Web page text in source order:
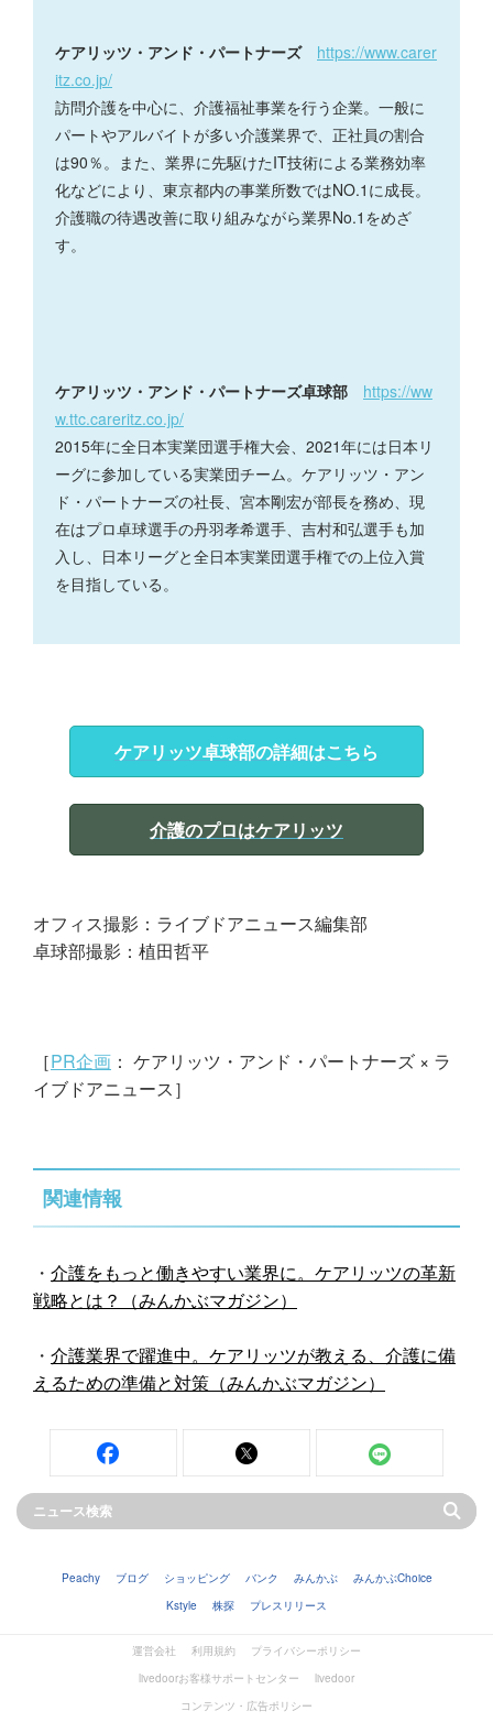
ケアリッツ・アンド・パートナーズ
https://www.carer
itz.co.jp/
訪問介護を中心に、介護福祉事業を行う企業。一般に
パートやアルバイトが多い介護業界で、正社員の割合
は90％。また、業界に先駆けたIT技術による業務効率
化などにより、東京都内の事業所数ではNO.1に成長。
介護職の待遇改善に取り組みながら業界No.1をめざ
す。
ケアリッツ・アンド・パートナーズ卓球部
https://ww
w.ttc.careritz.co.jp/
2015年に全日本実業団選手権大会、2021年には日本リ
ーグに参加している実業団チーム。ケアリッツ・アン
ド・パートナーズの社長、宮本剛宏が部長を務め、現
在はプロ卓球選手の丹羽孝希選手、吉村和弘選手も加
入し、日本リーグと全日本実業団選手権での上位入賞
を目指している。
ケアリッツ卓球部の詳細はこちら
介護のプロはケアリッツ
オフィス撮影：ライブドアニュース編集部
卓球部撮影：植田哲平
［PR企画 ： ケアリッツ・アンド・パートナーズ × ラ
イブドアニュース］
関連情報
・ 介護をもっと働きやすい業界に。ケアリッツの革新
戦略とは？（みんかぶマガジン）
・ 介護業界で躍進中。ケアリッツが教える、介護に備
えるための準備と対策（みんかぶマガジン）
Peachy ブログ ショッピング バンク みんかぶ
みんかぶChoice
Kstyle
株探 プレスリリース
運営会社 利用規約
プライバシーポリシー
livedoorお客様サポートセンター
livedoor
コンテンツ・広告ポリシー